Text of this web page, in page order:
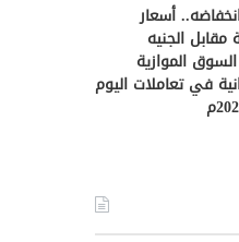
أسعار
مقابل الجنيه
الموازية
في تعاملات اليوم